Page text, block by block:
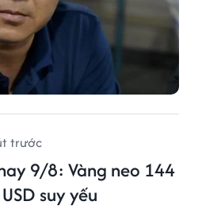
trước
9/8: Vàng neo 144
suy yếu